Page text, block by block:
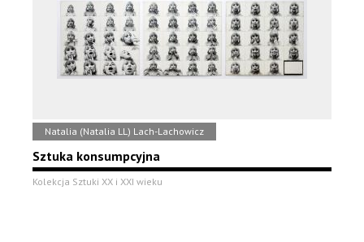
Natalia (Natalia LL) Lach-Lachowicz
Sztuka konsumpcyjna
Kolekcja Sztuki XX i XXI wieku